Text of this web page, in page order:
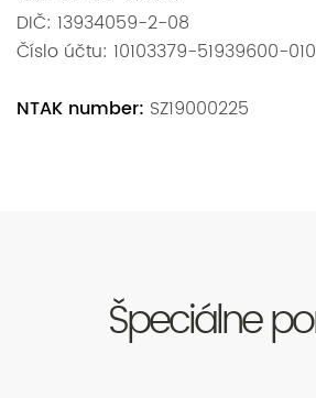
DIČ: 13934059-2-08
Číslo účtu: 10103379-51939600-
NTAK number: SZ19000225
Špeciálne